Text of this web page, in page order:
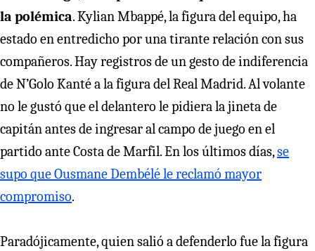
la polémica. Kylian Mbappé, la figura del equipo, ha
estado en entredicho por una tirante relación con sus
compañeros. Hay registros de un gesto de indiferencia
de N’Golo Kanté a la figura del Real Madrid. Al volante
no le gustó que el delantero le pidiera la jineta de
capitán antes de ingresar al campo de juego en el
partido ante Costa de Marfil. En los últimos días,se
supo que Ousmane Dembélé le reclamó mayor
compromiso.
Paradójicamente, quien salió a defenderlo fue la figura